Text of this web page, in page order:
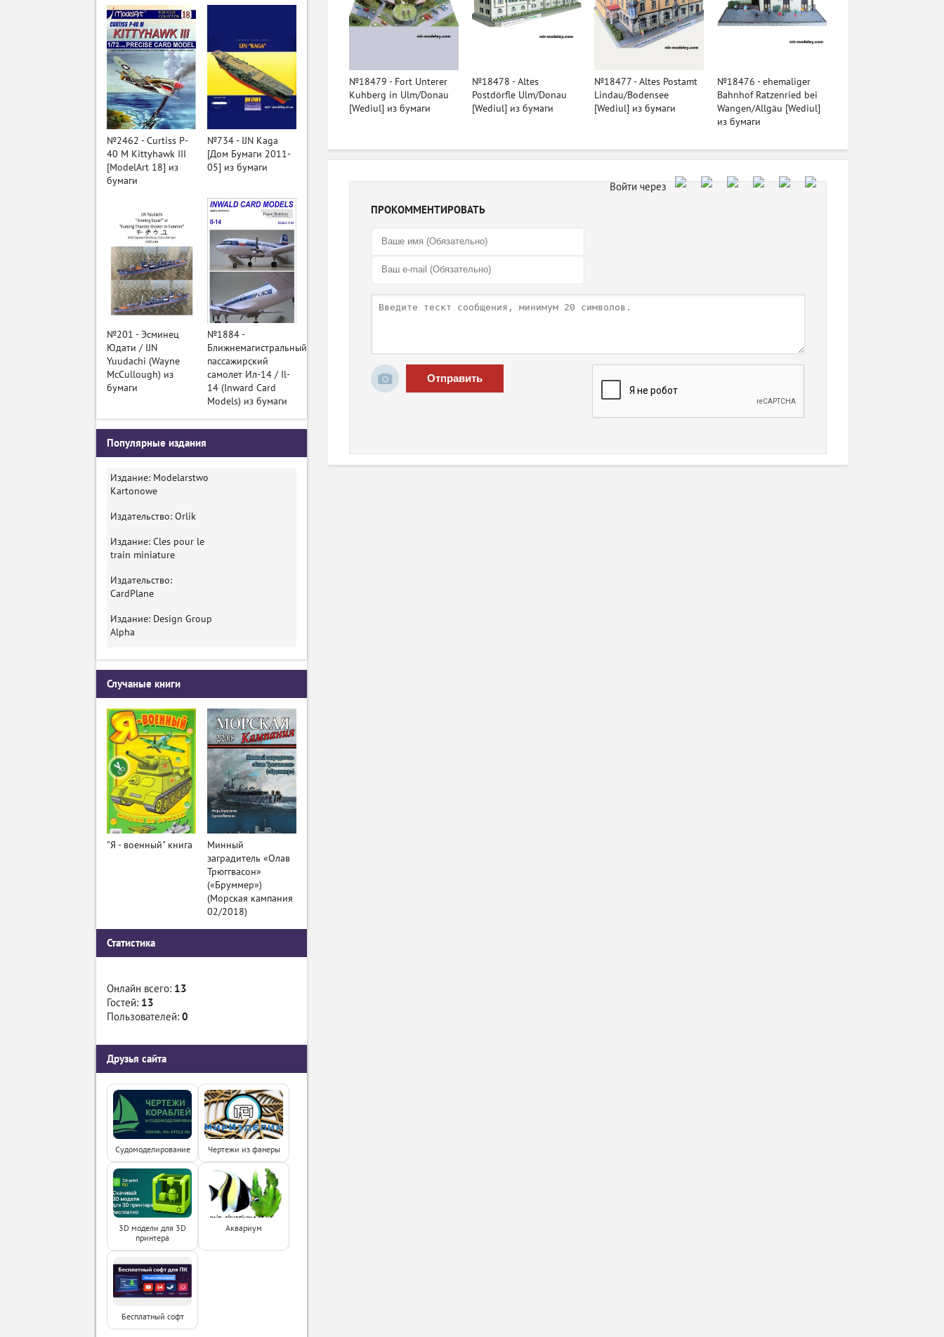
№18479 - Fort Unterer
Kuhberg in Ulm/Donau
[Wediul] из бумаги
№18478 - Altes
Postdörfle Ulm/Donau
[Wediul] из бумаги
№18477 - Altes Postamt
Lindau/Bodensee
[Wediul] из бумаги
№18476 - ehemaliger
Bahnhof Ratzenried bei
Wangen/Allgäu [Wediul]
из бумаги
ПРОКОММЕНТИРОВАТЬ
Отправить
№2462 - Curtiss P-
40 M Kittyhawk III
[ModelArt 18] из
бумаги
№734 - IJN Kaga
[Дом Бумаги 2011-
05] из бумаги
№201 - Эсминец
Юдати / IJN
Yuudachi (Wayne
McCullough) из
бумаги
№1884 -
Ближнемагистральный
пассажирский
самолет Ил-14 / Il-
14 (Inward Card
Models) из бумаги
Популярные издания
Издание: Modelarstwo
Kartonowe
Издательство: Orlik
Издание: Cles pour le
train miniature
Издательство:
CardPlane
Издание: Design Group
Alpha
Случаные книги
"Я - военный" книга
Минный
заградитель «Олав
Трюггвасон»
(«Бруммер»)
(Морская кампания
02/2018)
Статистика
Онлайн всего: 13
Гостей: 13
Пользователей: 0
Друзья сайта
Судомоделирование Чертежи из фанеры
3D модели для 3D
принтера
Аквариум
Бесплатный софт